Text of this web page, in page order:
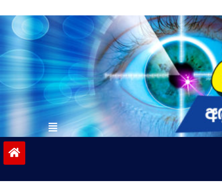
to
contentvinivida.lk